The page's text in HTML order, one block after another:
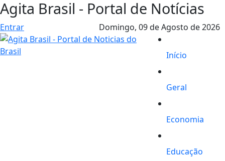
Agita Brasil - Portal de Notícias
Entrar Domingo, 09 de Agosto de 2026
Início
Geral
Economia
Educação